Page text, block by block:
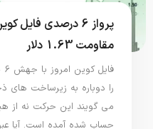
پرواز 6 درصدی فایل
مقاومت 1.63 دلار
را دوباره به زیرساخت های
می گویند این حرکت نه از